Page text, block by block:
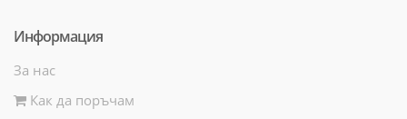
Информация
За нас
Как да поръчам